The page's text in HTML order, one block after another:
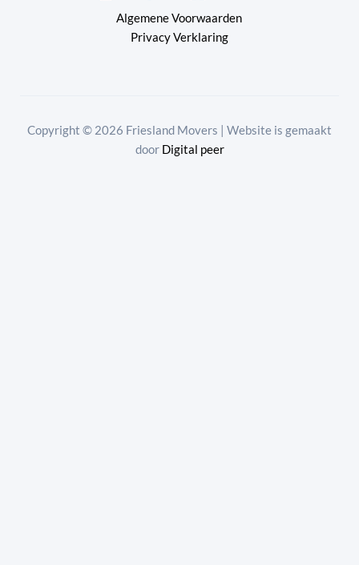
Algemene Voorwaarden
Privacy Verklaring
Copyright © 2026 Friesland Movers | Website is gemaakt
door Digital peer